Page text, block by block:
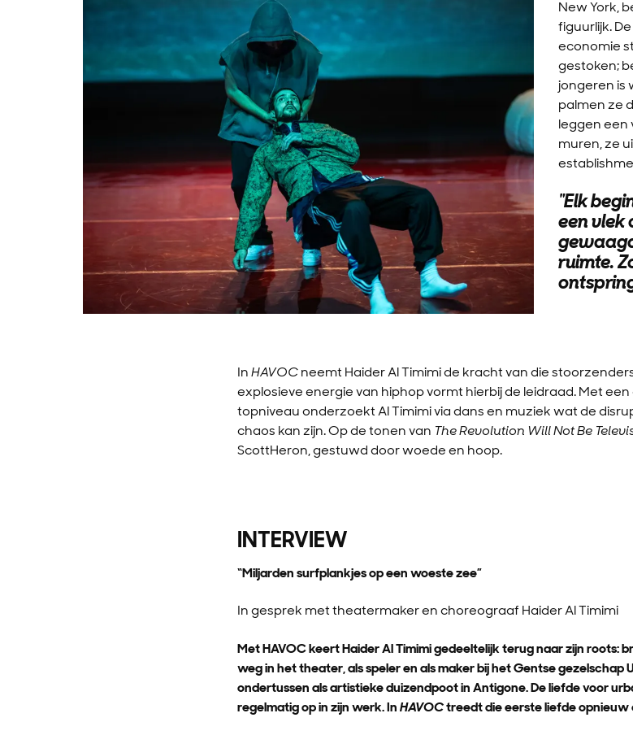
New York,
figuurlijk.
economie
gestoken;
jongeren is
palmen ze
leggen een
muren, ze
"Elk
een vlek
ruimte.
InHAVOCneemt Haider Al Timimi de kracht van die
explosieve energie van hiphop vormt hierbij de leidraad. Met
topniveau onderzoekt Al Timimi via dans en muziek wat de
chaos kan zijn. Op de tonen van The Revolution Will Not Be
ScottHeron, gestuwd door woede en hoop.
INTERVIEW
“Miljarden surfplankjes op een woeste zee”
In gesprek met theatermaker en choreograaf Haider Al Timimi
Met HAVOC keert Haider Al Timimi gedeeltelijk terug naar zijn roots:
weg in het theater, als speler en als maker bij het Gentse gezelschap
ondertussen als artistieke duizendpoot in Antigone. De liefde voor
regelmatig op in zijn werk. InHAVOCtreedt die eerste liefde opnieuw